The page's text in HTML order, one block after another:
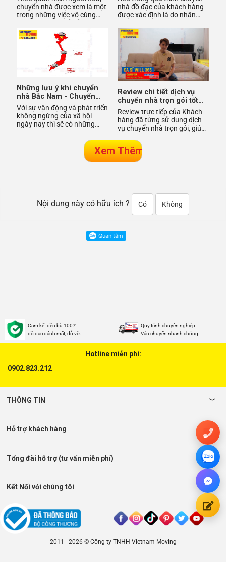
chuyển nhà được xem là một
trong những việc vô cùng
ngày tốt theo tuổi để chu
nào ?
nhà đồ đạc của khách hàng
được xác định là do nhân
mất, Vietnam Moving sẽ
có ch
Những lưu ý khi chuyển
nhà Bắc Nam - Chuyển
nhà từ Hà Nội vào HCM
(Sài Gòn)
Với sự vận động và phát triển
không ngừng của xã hội
ngày nay thì sẽ có những
ngờ tới. Nếu một ngày nào
Review chi tiết dịch vụ
chuyển nhà trọn gói tốt
nhất hiện nay tại TPHCM
Review trực tiếp của Khách
hàng đã từng sử dụng dịch
vụ chuyển nhà trọn gói, giúp
tiết và chọn một dịc
Nội dung này có hữu ích ? Có Không
Cam kết đền bù 100%
đồ đạc đánh mất, đỗ vỡ.
Quy trình chuyên nghiệp
Vận chuyển nhanh chóng.
Hotline miễn phí:
0902.823.212
THÔNG TIN
Hỗ trợ khách hàng
Tổng đài hỗ trợ (tư vấn miễn phí)
Kết Nối với chúng tôi
2011 - 2026 © Công ty TNHH Vietnam Moving